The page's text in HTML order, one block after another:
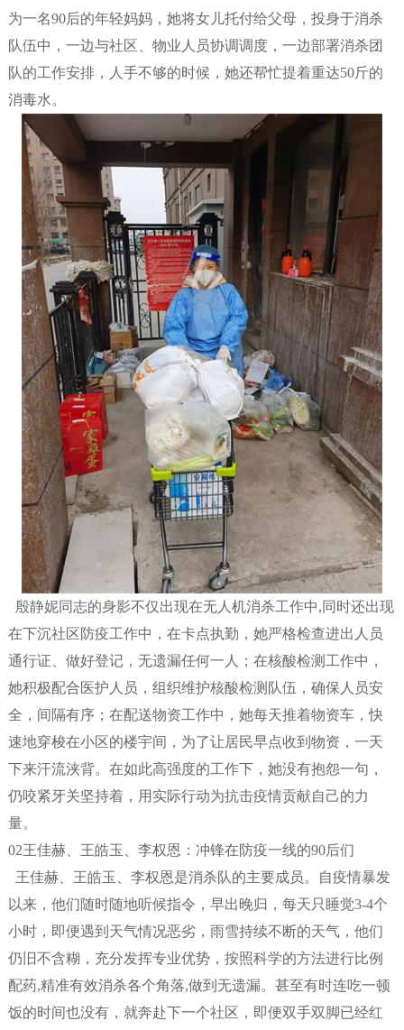
为一名90后的年轻妈妈，她将女儿托付给父母，投身于消杀
队伍中，一边与社区、物业人员协调调度，一边部署消杀团
队的工作安排，人手不够的时候，她还帮忙提着重达50斤的
消毒水。
殷静妮同志的身影不仅出现在无人机消杀工作中,同时还出现
在下沉社区防疫工作中，在卡点执勤，她严格检查进出人员
通行证、做好登记，无遗漏任何一人；在核酸检测工作中，
她积极配合医护人员，组织维护核酸检测队伍，确保人员安
全，间隔有序；在配送物资工作中，她每天推着物资车，快
速地穿梭在小区的楼宇间，为了让居民早点收到物资，一天
下来汗流浃背。在如此高强度的工作下，她没有抱怨一句，
仍咬紧牙关坚持着，用实际行动为抗击疫情贡献自己的力
量。
02王佳赫、王皓玉、李权恩：冲锋在防疫一线的90后们
王佳赫、王皓玉、李权恩是消杀队的主要成员。自疫情暴发
以来，他们随时随地听候指令，早出晚归，每天只睡觉3-4个
小时，即便遇到天气情况恶劣，雨雪持续不断的天气，他们
仍旧不含糊，充分发挥专业优势，按照科学的方法进行比例
配药,精准有效消杀各个角落,做到无遗漏。甚至有时连吃一顿
饭的时间也没有，就奔赴下一个社区，即便双手双脚已经红